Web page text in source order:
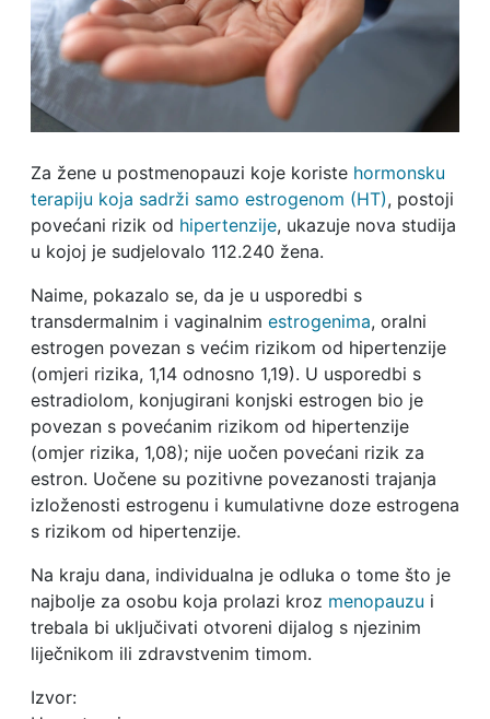
Za žene u postmenopauzi koje koriste hormonsku
terapiju koja sadrži samo estrogenom (HT), postoji
povećani rizik od hipertenzije, ukazuje nova studija
u kojoj je sudjelovalo 112.240 žena.
Naime, pokazalo se, da je u usporedbi s
transdermalnim i vaginalnim estrogenima, oralni
estrogen povezan s većim rizikom od hipertenzije
(omjeri rizika, 1,14 odnosno 1,19). U usporedbi s
estradiolom, konjugirani konjski estrogen bio je
povezan s povećanim rizikom od hipertenzije
(omjer rizika, 1,08); nije uočen povećani rizik za
estron. Uočene su pozitivne povezanosti trajanja
izloženosti estrogenu i kumulativne doze estrogena
s rizikom od hipertenzije.
Na kraju dana, individualna je odluka o tome što je
najbolje za osobu koja prolazi kroz menopauzu i
trebala bi uključivati otvoreni dijalog s njezinim
liječnikom ili zdravstvenim timom.
Izvor: